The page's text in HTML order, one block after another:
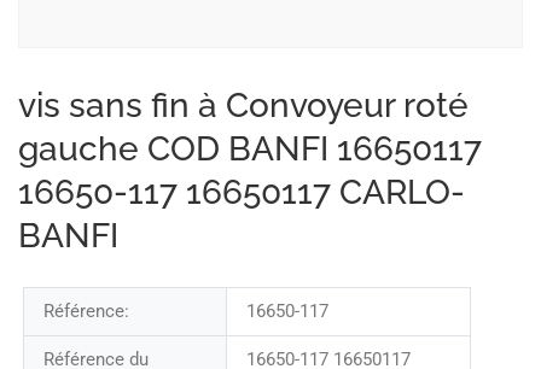
vis sans fin à Convoyeur roté
gauche COD BANFI 16650117
16650-117 16650117 CARLO-
BANFI
Référence: 16650-117
Référence du
16650-117 16650117